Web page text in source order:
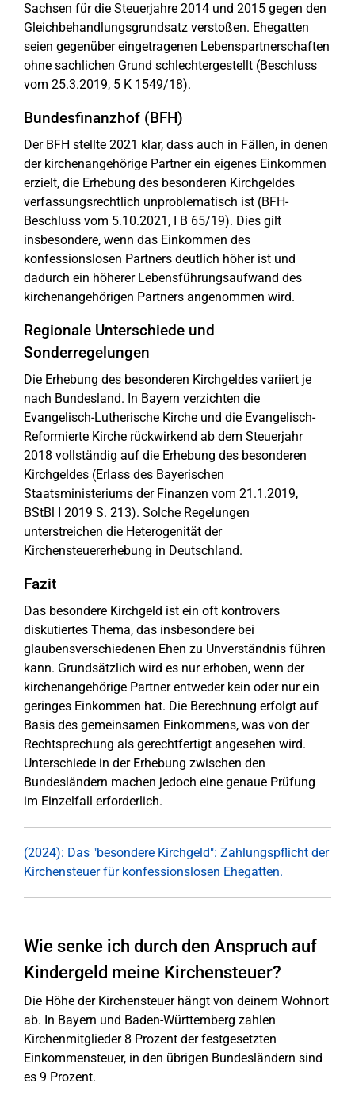
Sachsen für die Steuerjahre 2014 und 2015 gegen den
Gleichbehandlungsgrundsatz verstoßen. Ehegatten
seien gegenüber eingetragenen Lebenspartnerschaften
ohne sachlichen Grund schlechtergestellt (Beschluss
vom 25.3.2019, 5 K 1549/18).
Bundesfinanzhof (BFH)
Der BFH stellte 2021 klar, dass auch in Fällen, in denen
der kirchenangehörige Partner ein eigenes Einkommen
erzielt, die Erhebung des besonderen Kirchgeldes
verfassungsrechtlich unproblematisch ist (BFH-
Beschluss vom 5.10.2021, I B 65/19). Dies gilt
insbesondere, wenn das Einkommen des
konfessionslosen Partners deutlich höher ist und
dadurch ein höherer Lebensführungsaufwand des
kirchenangehörigen Partners angenommen wird.
Regionale Unterschiede und
Sonderregelungen
Die Erhebung des besonderen Kirchgeldes variiert je
nach Bundesland. In Bayern verzichten die
Evangelisch-Lutherische Kirche und die Evangelisch-
Reformierte Kirche rückwirkend ab dem Steuerjahr
2018 vollständig auf die Erhebung des besonderen
Kirchgeldes (Erlass des Bayerischen
Staatsministeriums der Finanzen vom 21.1.2019,
BStBl I 2019 S. 213). Solche Regelungen
unterstreichen die Heterogenität der
Kirchensteuererhebung in Deutschland.
Fazit
Das besondere Kirchgeld ist ein oft kontrovers
diskutiertes Thema, das insbesondere bei
glaubensverschiedenen Ehen zu Unverständnis führen
kann. Grundsätzlich wird es nur erhoben, wenn der
kirchenangehörige Partner entweder kein oder nur ein
geringes Einkommen hat. Die Berechnung erfolgt auf
Basis des gemeinsamen Einkommens, was von der
Rechtsprechung als gerechtfertigt angesehen wird.
Unterschiede in der Erhebung zwischen den
Bundesländern machen jedoch eine genaue Prüfung
im Einzelfall erforderlich.
(2024): Das "besondere Kirchgeld": Zahlungspflicht der
Kirchensteuer für konfessionslosen Ehegatten.
Wie senke ich durch den Anspruch auf
Kindergeld meine Kirchensteuer?
Die Höhe der Kirchensteuer hängt von deinem Wohnort
ab. In Bayern und Baden-Württemberg zahlen
Kirchenmitglieder 8 Prozent der festgesetzten
Einkommensteuer, in den übrigen Bundesländern sind
es 9 Prozent.